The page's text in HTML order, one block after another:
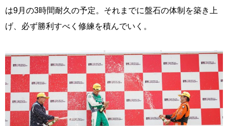
は9月の3時間耐久の予定。それまでに盤石の体制を築き上
げ、必ず勝利すべく修練を積んでいく。